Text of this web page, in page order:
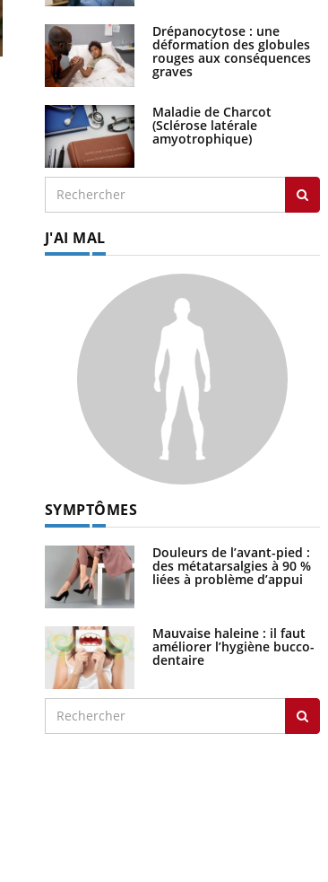
Régimes cétogènes : un risque de
cancer de l’intestin grêle
Drépanocytose : une
déformation des globules
rouges aux conséquences
graves
Maladie de Charcot
(Sclérose latérale
amyotrophique)
J'AI MAL
SYMPTÔMES
Douleurs de l’avant-pied :
des métatarsalgies à 90 %
liées à problème d’appui
Mauvaise haleine : il faut
améliorer l’hygiène bucco-
dentaire